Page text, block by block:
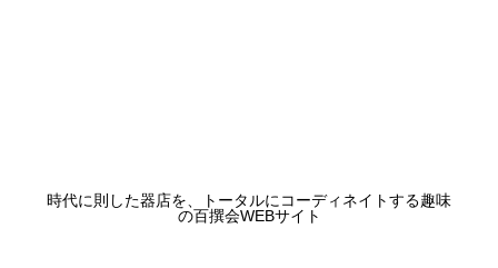
時代に則した器店を、トータルにコーディネイトする趣味
の百撰会WEBサイト